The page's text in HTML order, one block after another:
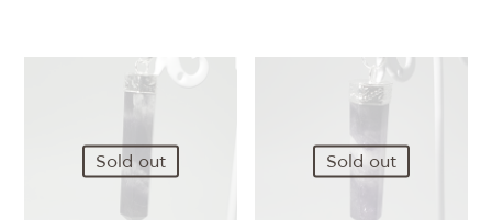
Sold out Sold out